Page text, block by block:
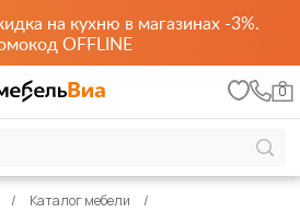
на кухню в магазинах -3%.
OFFLINE
0
Каталог мебели